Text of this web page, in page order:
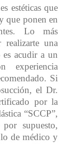
estéticas que
que ponen en
Lo más
realizarte una
acudir a un
experiencia
Si
el Dr.
por la
“SCCP”,
supuesto,
de médico y